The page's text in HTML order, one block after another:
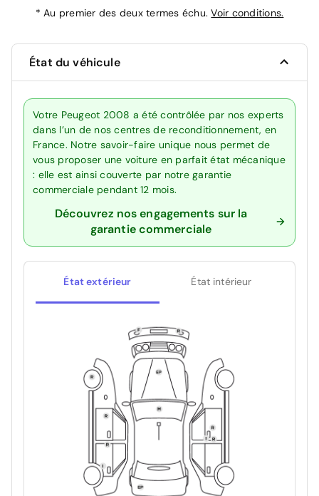
*Au premier des deux termes échu.Voir conditions.
État du véhicule
Votre Peugeot 2008 a été contrôlée par nos experts
dans l’un de nos centres de reconditionnement, en
France. Notre savoir-faire unique nous permet de
vous proposer une voiture en parfait état mécanique
: elle est ainsi couverte par notre garantie
commerciale pendant 12 mois.
Découvrez nos engagements sur la
garantie commerciale
État extérieur État intérieur